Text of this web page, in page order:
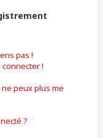
pas !
!
peux plus me
?